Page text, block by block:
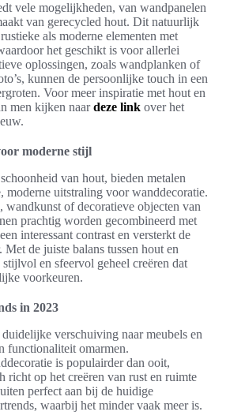
vele mogelijkheden, van wandpanelen
van gerecycled hout. Dit natuurlijk
als moderne elementen met
het geschikt is voor allerlei
oplossingen, zoals wandplanken of
kunnen de persoonlijke touch in een
Voor meer inspiratie met hout en
men kijken naardeze link over het
moderne stijl
van hout, bieden metalen
moderne uitstraling voor wanddecoratie.
wandkunst of decoratieve objecten van
prachtig worden gecombineerd met
interessant contrast en versterkt de
Met de juiste balans tussen hout en
en sfeervol geheel creëren dat
voorkeuren.
in 2023
verschuiving naar meubels en
functionaliteit omarmen.
is populairder dan ooit,
richt op het creëren van rust en ruimte
perfect aan bij de huidige
waarbij het minder vaak meer is.